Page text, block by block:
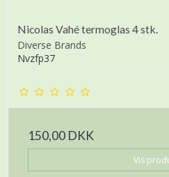
Nicolas Vahé termoglas 4 stk.
Diverse Brands
Nvzfp37
150,00 DKK
Vis